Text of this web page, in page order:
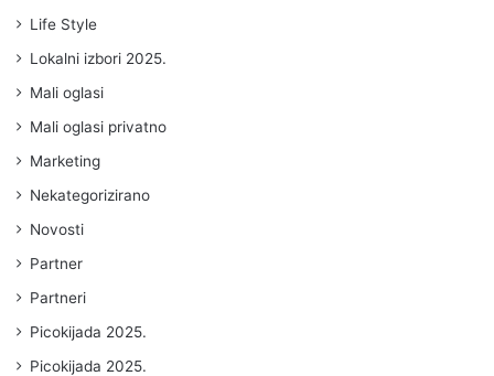
Life Style
Lokalni izbori 2025.
Mali oglasi
Mali oglasi privatno
Marketing
Nekategorizirano
Novosti
Partner
Partneri
Picokijada 2025.
Picokijada 2025.